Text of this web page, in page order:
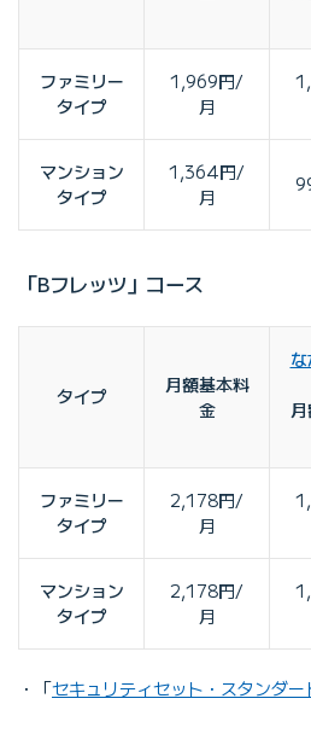
ファミリー
タイプ
1,969円/
月
マンション
タイプ
1,364円/
月
「Bフレッツ」コース
タイプ
月額基本料
金
ファミリー
タイプ
2,178円/
月
マンション
タイプ
2,178円/
月
「セキュリティセット・スタンダー